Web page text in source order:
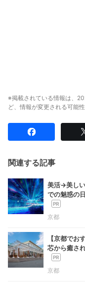
※掲載されている情報は、
ど、情報が変更される可能
関連する記事
美活→美しい
での魅惑の
京都
【京都でお
芯から癒さ
京都